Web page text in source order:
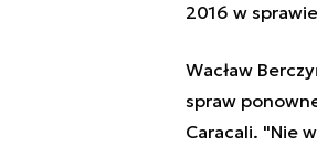
2016 w
Wacław
spraw
Caracali. "Nie